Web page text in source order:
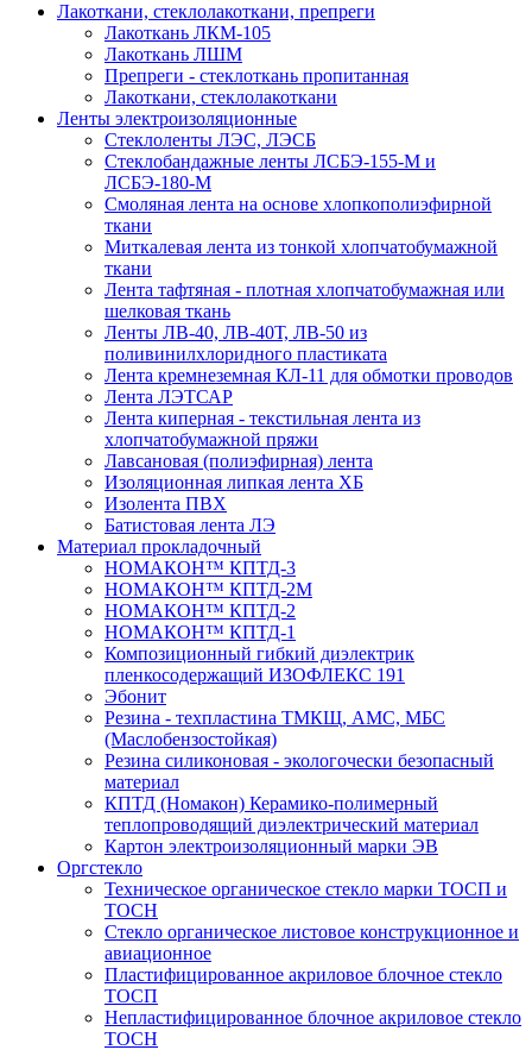
Лакоткани, стеклолакоткани, препреги
Лакоткань ЛКМ-105
Лакоткань ЛШМ
Препреги - стеклоткань пропитанная
Лакоткани, стеклолакоткани
Ленты электроизоляционные
Стеклоленты ЛЭС, ЛЭСБ
Стеклобандажные ленты ЛСБЭ-155-М и
ЛСБЭ-180-М
Смоляная лента на основе хлопкополиэфирной
ткани
Миткалевая лента из тонкой хлопчатобумажной
ткани
Лента тафтяная - плотная хлопчатобумажная или
шелковая ткань
Ленты ЛВ-40, ЛВ-40Т, ЛВ-50 из
поливинилхлоридного пластиката
Лента кремнеземная КЛ-11 для обмотки проводов
Лента ЛЭТСАР
Лента киперная - текстильная лента из
хлопчатобумажной пряжи
Лавсановая (полиэфирная) лента
Изоляционная липкая лента ХБ
Изолента ПВХ
Батистовая лента ЛЭ
Материал прокладочный
НОМАКОН™ КПТД-3
НОМАКОН™ КПТД-2М
НОМАКОН™ КПТД-2
НОМАКОН™ КПТД-1
Композиционный гибкий диэлектрик
пленкосодержащий ИЗОФЛЕКС 191
Эбонит
Резина - техпластина ТМКЩ, АМС, МБС
(Маслобензостойкая)
Резина силиконовая - экологочески безопасный
материал
КПТД (Номакон) Керамико-полимерный
теплопроводящий диэлектрический материал
Картон электроизоляционный марки ЭВ
Оргстекло
Техническое органическое стекло марки ТОСП и
ТОСН
Стекло органическое листовое конструкционное и
авиационное
Пластифицированное акриловое блочное стекло
ТОСП
Непластифицированное блочное акриловое стекло
ТОСН